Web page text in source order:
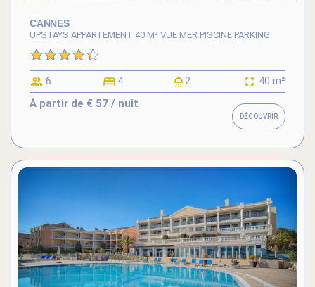
CANNES
UPSTAYS APPARTEMENT 40 M² VUE MER PISCINE PARKING
6 4 2 40 m²
À partir de € 57 / nuit
DÉCOUVRIR